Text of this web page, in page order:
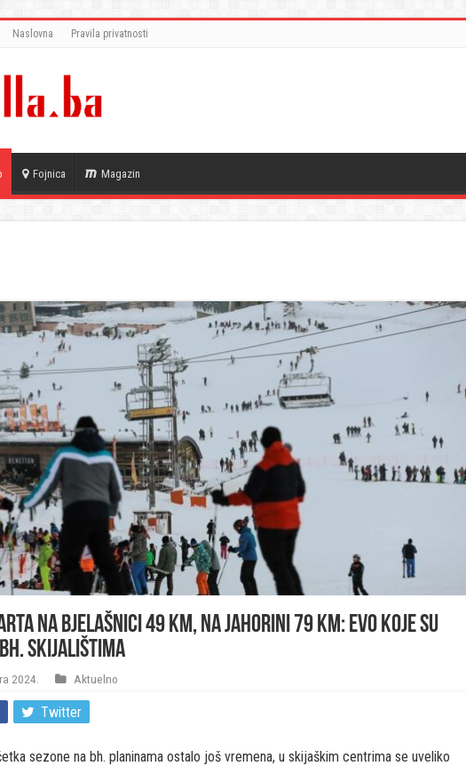
Naslovna Pravila privatnosti
Fojnica Magazin
na Bjelašnici 49 KM, na Jahorini 79 KM: Evo koje su
skijalištima
2024. Aktuelno
Twitter
sezone na bh. planinama ostalo još vremena, u skijaškim centrima se uveliko